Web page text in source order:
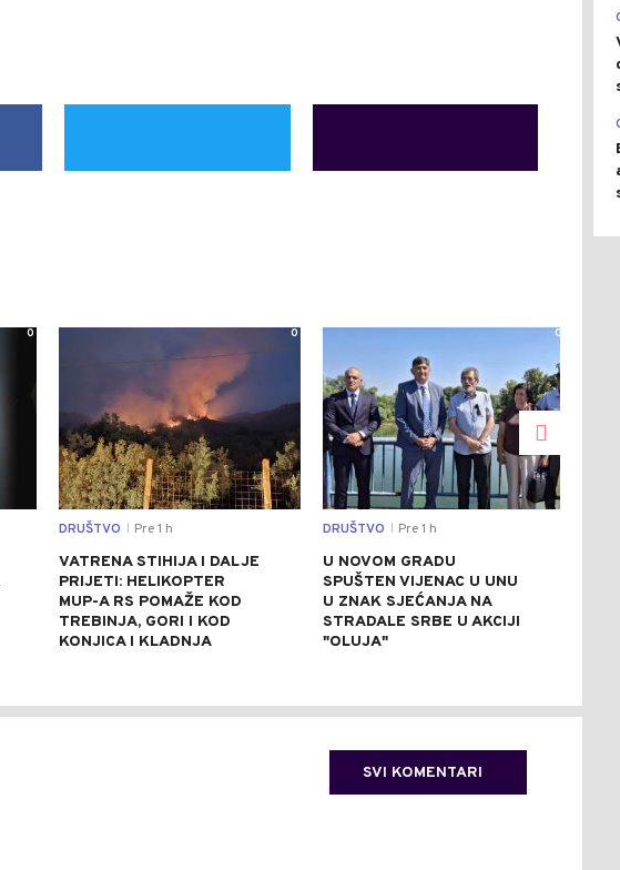
0 0
DRUŠTVO Pre 1 h
VATRENA STIHIJA I DALJE
PRIJETI: HELIKOPTER
MUP-A RS POMAŽE KOD
TREBINJA, GORI I KOD
KONJICA I KLADNJA
0
DRUŠTVO Pre 1 h
U NOVOM GRADU
SPUŠTEN VIJENAC U UNU
U ZNAK SJEĆANJA NA
STRADALE SRBE U AKCIJI
"OLUJA"
SVI KOMENTARI